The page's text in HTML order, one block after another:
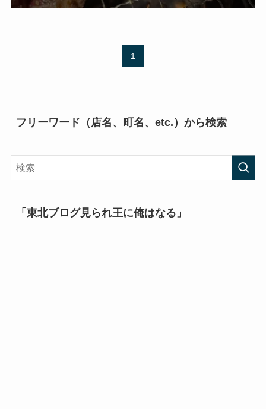
1
フリーワード（店名、町名、etc.）から検索
「東北ブログ見られ王に俺はなる」